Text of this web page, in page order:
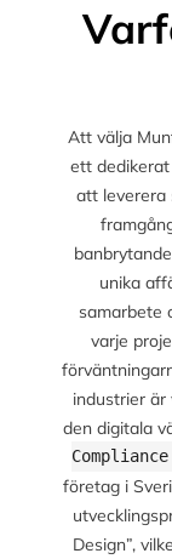
Att välja
ett
att leverera
unika
samarbete
varje
industrier
den digitala
Compliance
företag i
Design”,